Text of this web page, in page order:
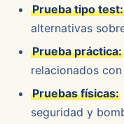
Prueba tipo test:
alternativas
Prueba práctica:
relacionados
Pruebas físicas:
seguridad y